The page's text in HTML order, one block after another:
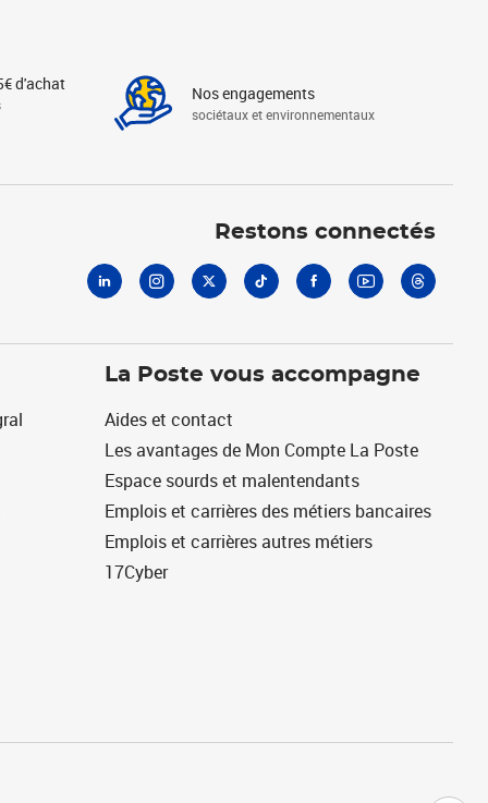
d'achat Nos engagements
sociétaux et environnementaux
Restons connectés
La Poste vous accompagne
Aides et contact
Les avantages de Mon Compte La Poste
Espace sourds et malentendants
Emplois et carrières des métiers bancaires
Emplois et carrières autres métiers
17Cyber